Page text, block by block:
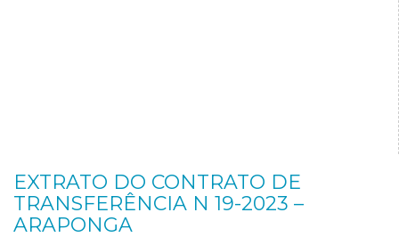
EXTRATO DO CONTRATO DE
TRANSFERÊNCIA N 19-2023 –
ARAPONGA